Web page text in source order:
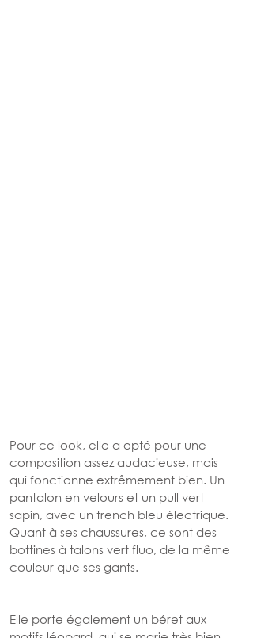
Pour ce look, elle a opté pour une
composition assez audacieuse, mais
qui fonctionne extrêmement bien. Un
pantalon en velours et un pull vert
sapin, avec un trench bleu électrique.
Quant à ses chaussures, ce sont des
bottines à talons vert fluo, de la même
couleur que ses gants.
Elle porte également un béret aux